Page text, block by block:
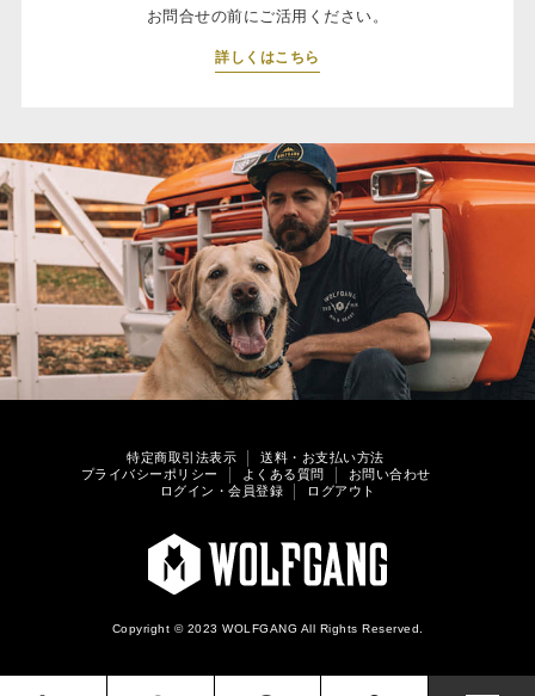
お問合せの前にご活用ください。
詳しくはこちら
特定商取引法表示
送料・お支払い方法
プライバシーポリシー
よくある質問
お問い合わせ
ログイン・会員登録
ログアウト
Copyright © 2023 WOLFGANG All Rights Reserved.